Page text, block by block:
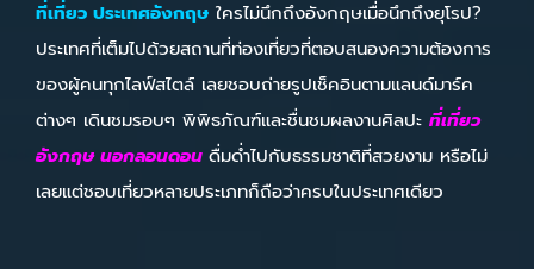
ที่เที่ยว ประเทศอังกฤษ ใครไม่นึกถึงอังกฤษเมื่อนึกถึงยุโรป?
ประเทศที่เต็มไปด้วยสถานที่ท่องเที่ยวที่ตอบสนองความต้องการ
ของผู้คนทุกไลฟ์สไตล์ เลยชอบถ่ายรูปเช็คอินตามแลนด์มาร์ค
ต่างๆ เดินชมรอบๆ พิพิธภัณฑ์และชื่นชมผลงานศิลปะ ที่เที่ยว
อังกฤษ นอกลอนดอน ดื่มด่ำไปกับธรรมชาติที่สวยงาม หรือไม่
เลยแต่ชอบเที่ยวหลายประเภทก็ถือว่าครบในประเทศเดียว